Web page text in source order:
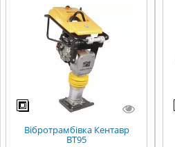
Вібротрамбівка Кентавр
ВТ95